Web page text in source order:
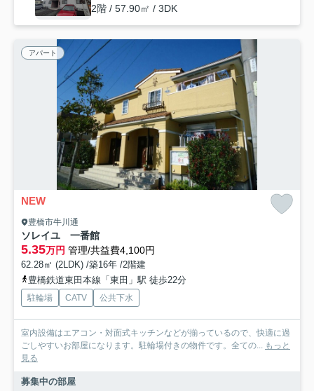
2階 / 57.90㎡ / 3DK
アパート
NEW
豊橋市牛川通
ソレイユ 一番館
5.35万円 管理/共益費4,100円
62.28㎡ (2LDK) /築16年 /2階建
豊橋鉄道東田本線「東田」駅 徒歩22分
駐輪場 CATV 公共下水
室内設備はエアコン・対面式キッチンなどが揃っているので、快適に過
ごしやすいお部屋になります。駐輪場付きの物件です。全ての...
もっと
見る
募集中の部屋